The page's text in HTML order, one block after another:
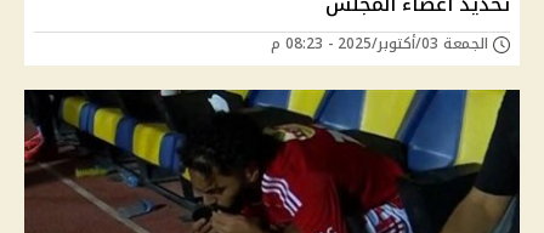
الجمعة 03/أكتوبر/2025 - 08:23 م